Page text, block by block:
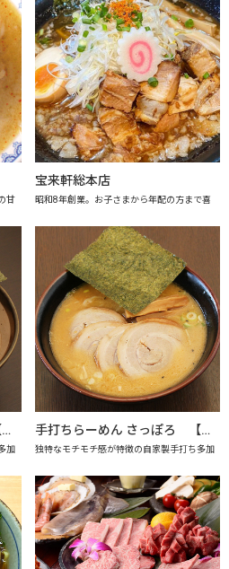
甘
宝来軒総本店
昭和8年創業。お子さまから年配の方まで喜
手打ちらーめん まるとく 【上越市地産地消推進の店認定店】
加
手打ちらーめん さっぽろ 【上越市地産地消推進の店認定店】
独特なモチモチ感が特徴の自家製手打ち多加